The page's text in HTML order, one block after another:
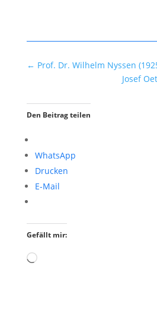
← Prof. Dr. Wilhelm Nyssen
Josef
Den Beitrag teilen
WhatsApp
Drucken
E-Mail
Gefällt mir:
Wird